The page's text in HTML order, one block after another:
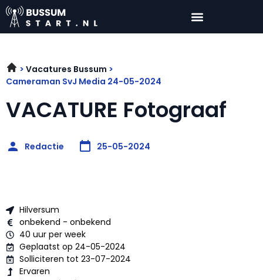
Vacatures Bussum
Cameraman SvJ Media 24-05-2024
VACATURE Fotograaf
Redactie 25-05-2024
Hilversum
onbekend - onbekend
40 uur per week
Geplaatst op 24-05-2024
Solliciteren tot 23-07-2024
Ervaren